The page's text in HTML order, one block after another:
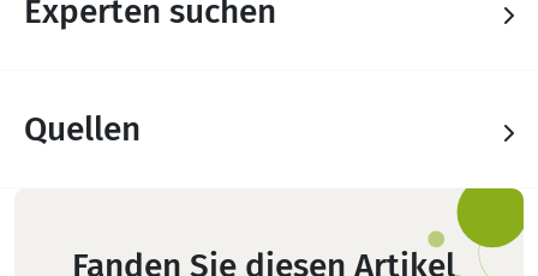
Experten suchen
Quellen
Fanden Sie diesen Artikel